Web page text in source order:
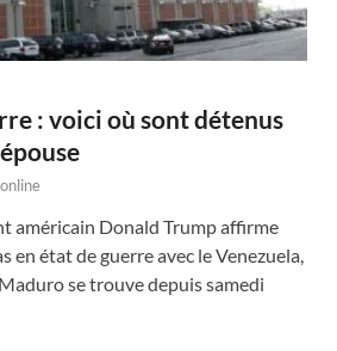
: voici où sont détenus
américain Donald Trump affirme
en état de guerre avec le Venezuela,
se trouve depuis samedi